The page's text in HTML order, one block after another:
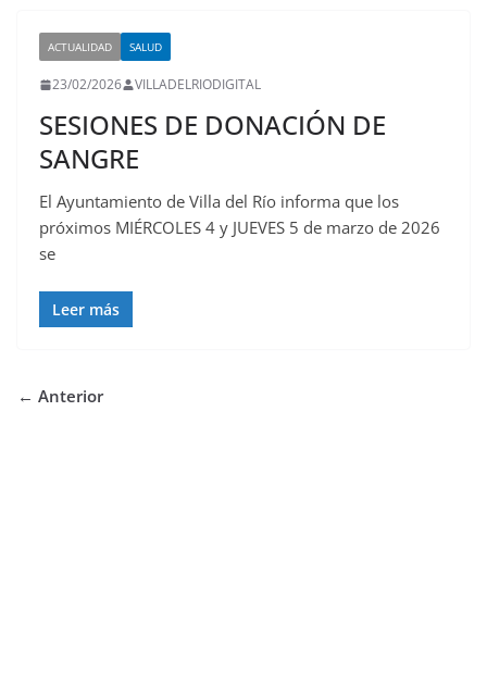
ACTUALIDAD SALUD
23/02/2026 VILLADELRIODIGITAL
SESIONES DE DONACIÓN DE
SANGRE
El Ayuntamiento de Villa del Río informa que los
próximos MIÉRCOLES 4 y JUEVES 5 de marzo de 2026
se
Leer más
← Anterior